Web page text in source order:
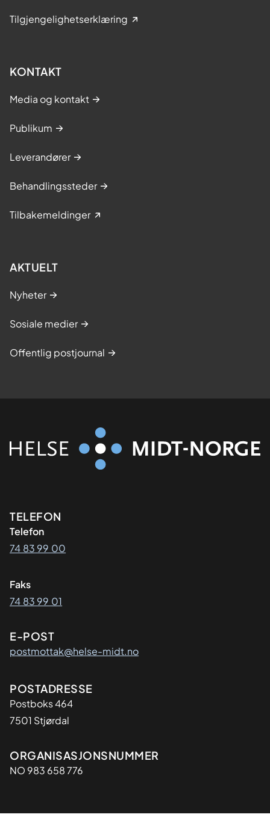
Tilgjengelighetserklæring
KONTAKT
Media og kontakt
Publikum
Leverandører
Behandlingssteder
Tilbakemeldinger
AKTUELT
Nyheter
Sosiale medier
Offentlig postjournal
Kontaktinformasjon
TELEFON
Telefon
74 83 99 00
Faks
74 83 99 01
E-POST
postmottak@helse-midt.no
Adresse
POSTADRESSE
Postboks 464
7501 Stjørdal
Organisasjon
ORGANISASJONSNUMMER
NO 983 658 776